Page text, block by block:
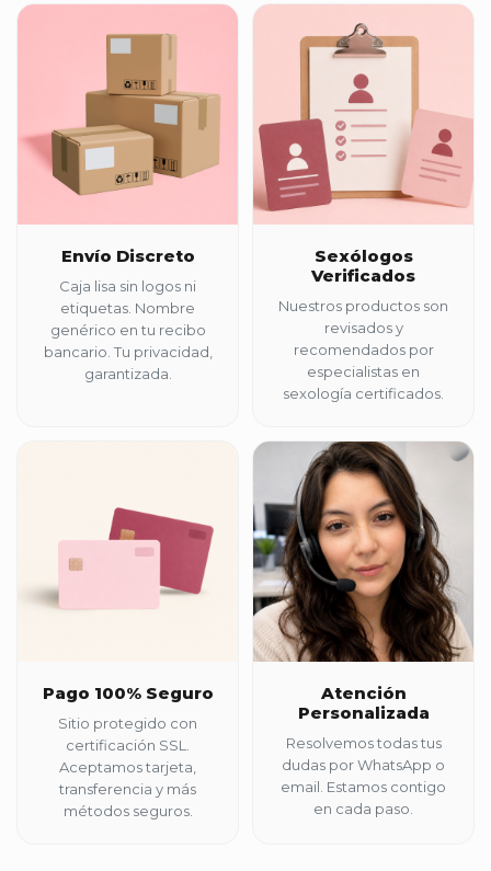
Envío Discreto
Caja lisa sin logos ni
etiquetas. Nombre
genérico en tu recibo
bancario. Tu privacidad,
garantizada.
Sexólogos
Verificados
Nuestros productos son
revisados y
recomendados por
especialistas en
sexología certificados.
Pago 100% Seguro
Sitio protegido con
certificación SSL.
Aceptamos tarjeta,
transferencia y más
métodos seguros.
Atención
Personalizada
Resolvemos todas tus
dudas por WhatsApp o
email. Estamos contigo
en cada paso.